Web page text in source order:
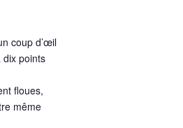
coup d’œil
dix points
floues,
même